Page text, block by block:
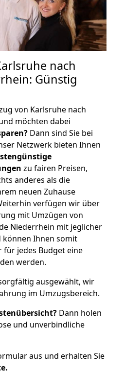
nach
Günstig
von Karlsruhe nach
möchten dabei
Dann sind Sie bei
Netzwerk bieten Ihnen
zu fairen Preisen,
anderes als die
neuen Zuhause
verfügen wir über
mit Umzügen von
Niederrhein mit jeglicher
Ihnen somit
jedes Budget eine
werden.
ausgewählt, wir
im Umzugsbereich.
Dann holen
und unverbindliche
aus und erhalten Sie